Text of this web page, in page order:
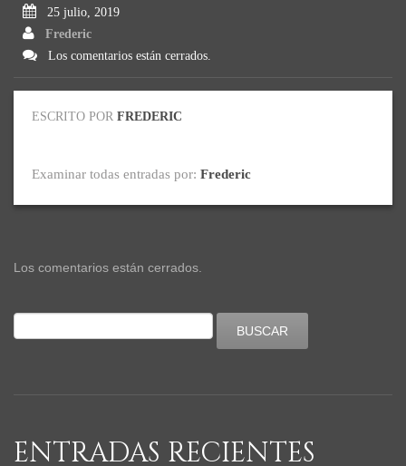
25 julio, 2019
Frederic
Los comentarios están cerrados.
ESCRITO POR FREDERIC
Examinar todas entradas por: Frederic
Los comentarios están cerrados.
ENTRADAS RECIENTES